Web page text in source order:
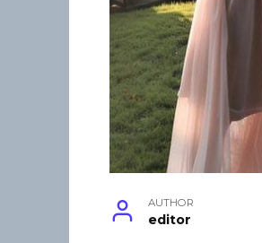
AUTHOR
editor